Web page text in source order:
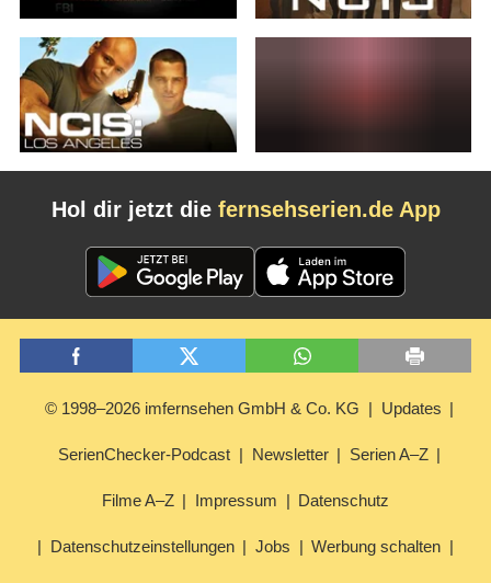
Hol dir jetzt die fernsehserien.de App
© 1998–2026 imfernsehen GmbH & Co. KG Updates
SerienChecker-Podcast Newsletter Serien A–Z
Filme A–Z Impressum Datenschutz
Datenschutzeinstellungen Jobs Werbung schalten